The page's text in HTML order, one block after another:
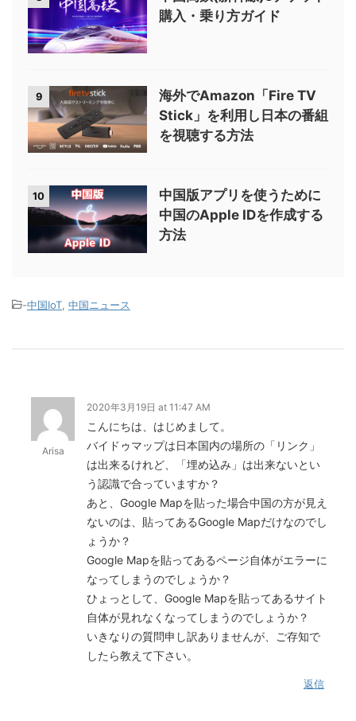
購入・乗り方ガイド
9
海外でAmazon「Fire TV
Stick」を利用し日本の番組
を視聴する方法
10
中国版アプリを使うために
中国のApple IDを作成する
方法
-中国IoT 中国ニュース
Arisa
2020年3月19日 at 11:47 AM
こんにちは、はじめまして。
バイドゥマップは日本国内の場所の「リンク」
は出来るけれど、「埋め込み」は出来ないとい
う認識で合っていますか？
あと、Google Mapを貼った場合中国の方が見え
ないのは、貼ってあるGoogle Mapだけなのでし
ょうか？
Google Mapを貼ってあるページ自体がエラーに
なってしまうのでしょうか？
ひょっとして、Google Mapを貼ってあるサイト
自体が見れなくなってしまうのでしょうか？
いきなりの質問申し訳ありませんが、ご存知で
したら教えて下さい。
返信